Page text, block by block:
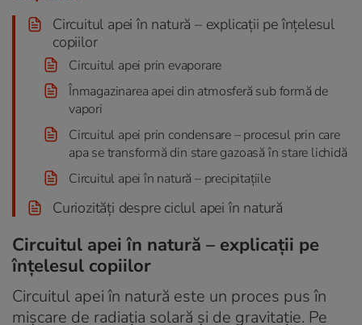
Circuitul apei în natură – explicații pe înțelesul
copiilor
Circuitul apei prin evaporare
Înmagazinarea apei din atmosferă sub formă de
vapori
Circuitul apei prin condensare – procesul prin care
apa se transformă din stare gazoasă în stare lichidă
Circuitul apei în natură – precipitațiile
Curiozități despre ciclul apei în natură
Circuitul apei în natură – explicații pe
înțelesul copiilor
Circuitul apei în natură este un proces pus în
mișcare de radiația solară și de gravitație. Pe